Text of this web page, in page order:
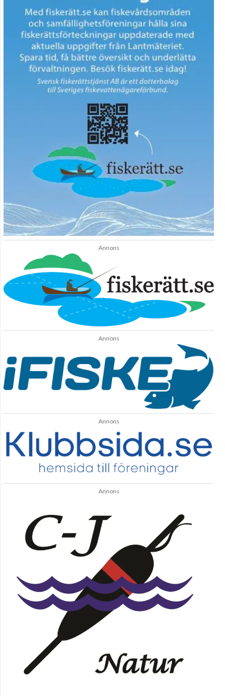
Annons
Annons
Annons
Annons